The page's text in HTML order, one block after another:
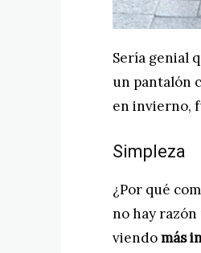
Sería genial
un pantalón
en invierno,
Simpleza
¿Por qué
no hay razón
viendomás